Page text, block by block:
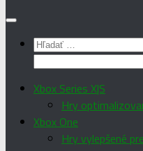
Hľadať:
Xbox Series X|S
Hry
Xbox One
Hry vylepšené